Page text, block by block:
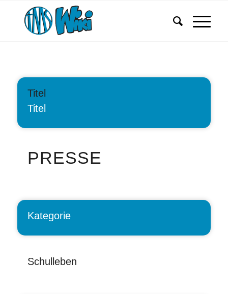
Titel
Titel
PRESSE
Kategorie
Schulleben